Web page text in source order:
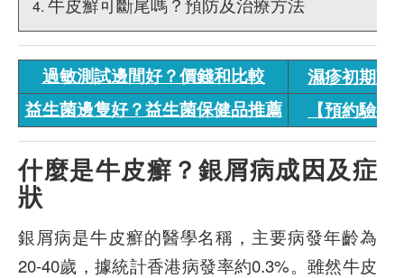
過敏測試邊間好？價錢和比較
濕疹初期難
益生菌邊隻好？益生菌保健品推薦
【預約驗
什麼是牛皮癬？銀屑病成因及症
狀
銀屑病是牛皮癬的醫學名稱，主要病發年齡為
20-40歲，據統計香港病發率約0.3%。雖然牛皮